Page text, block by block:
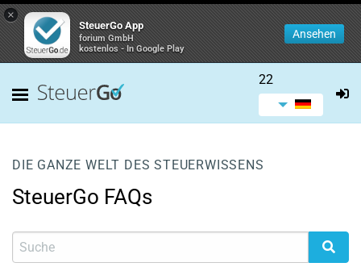
×
SteuerGo App
forium GmbH
kostenlos - In Google Play
Ansehen
22
DIE GANZE WELT DES STEUERWISSENS
SteuerGo FAQs